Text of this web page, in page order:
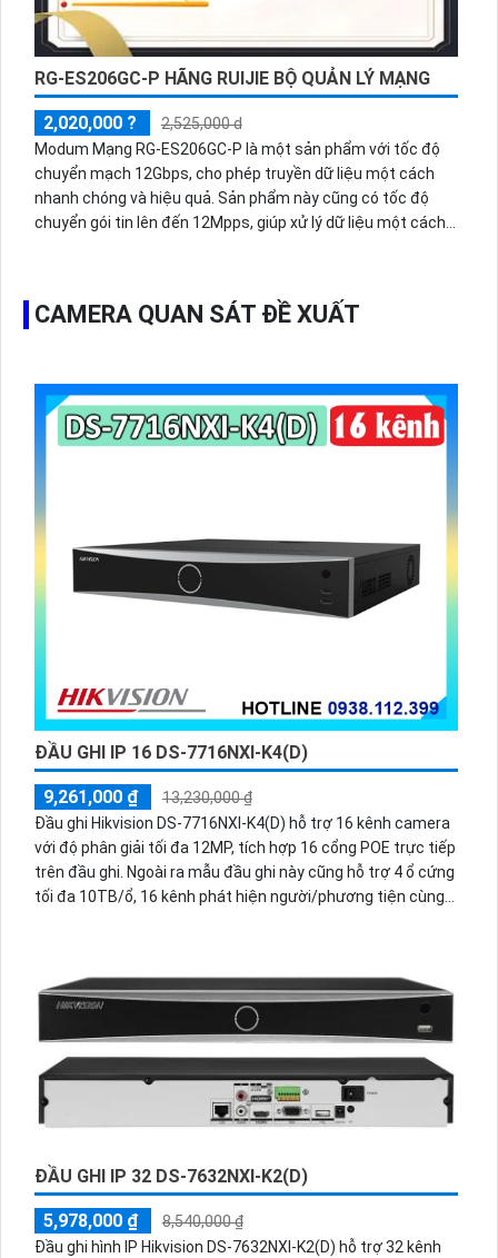
RG-ES206GC-P HÃNG RUIJIE BỘ QUẢN LÝ MẠNG
2,020,000 ?
2,525,000 d
Modum Mạng RG-ES206GC-P là một sản phẩm với tốc độ
chuyển mạch 12Gbps, cho phép truyền dữ liệu một cách
nhanh chóng và hiệu quả. Sản phẩm này cũng có tốc độ
chuyển gói tin lên đến 12Mpps, giúp xử lý dữ liệu một cách
mạng ổn định và mạnh mẽ. Bên cạnh đó, sản phẩm cũng
được trang bị công nghệ IP POE, giúp truyền tải dữ liệu và
Modum Mạng RG-ES206GC-P đảm bảo khả năng xử lý dữ
liệu đồng thời và đáng tin cậy trong môi trường mạng đa
người dùng. Sản phẩm này là một sự lựa chọn tuyệt vời cho
CAMERA QUAN SÁT ĐỀ XUẤT
ĐẦU GHI IP 16 DS-7716NXI-K4(D)
9,261,000 ₫
13,230,000 ₫
Đầu ghi Hikvision DS-7716NXI-K4(D) hỗ trợ 16 kênh camera
với độ phân giải tối đa 12MP, tích hợp 16 cổng POE trực tiếp
trên đầu ghi. Ngoài ra mẫu đầu ghi này cũng hỗ trợ 4 ổ cứng
tối đa 10TB/ổ, 16 kênh phát hiện người/phương tiện cùng
ĐẦU GHI IP 32 DS-7632NXI-K2(D)
5,978,000 ₫
8,540,000 ₫
Đầu ghi hình IP Hikvision DS-7632NXI-K2(D) hỗ trợ 32 kênh